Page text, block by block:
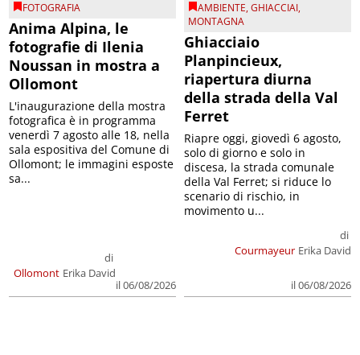
FOTOGRAFIA
Anima Alpina, le
fotografie di Ilenia
Noussan in mostra a
Ollomont
Ollomont
di
Erika David
il 06/08/2026
L'inaugurazione della mostra
fotografica è in programma
venerdì 7 agosto alle 18, nella
sala espositiva del Comune di
Ollomont; le immagini esposte
sa...
AMBIENTE,GHIACCIAI,
MONTAGNA
Ghiacciaio
Planpincieux,
riapertura diurna
della strada della Val
Ferret
Courmayeur
di
Erika David
il 06/08/2026
Riapre oggi, giovedì 6 agosto,
solo di giorno e solo in
discesa, la strada comunale
della Val Ferret; si riduce lo
scenario di rischio, in
movimento u...